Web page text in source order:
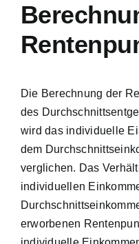
Die Berechnung der
des
wird das individuelle
dem
verglichen. Das
individuellen
erworbenen